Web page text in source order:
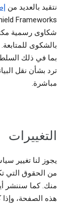
نتقيد بالعديد من
شكاوى رسمية
بالشكوى
بما في ذلك
ترد بشأن نقل
مباشرة.
التغييرات
يجوز لنا تغيير
من الحقوق التي
منك. كما سننشر
هذه الصفحة، وإذا